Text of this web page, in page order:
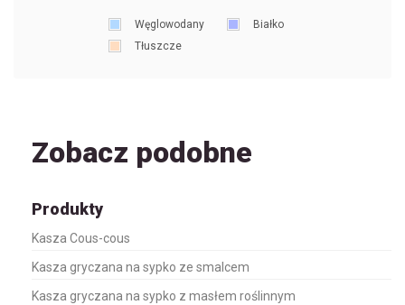
Węglowodany
Białko
Tłuszcze
Zobacz podobne
Produkty
Kasza Cous-cous
Kasza gryczana na sypko ze smalcem
Kasza gryczana na sypko z masłem roślinnym